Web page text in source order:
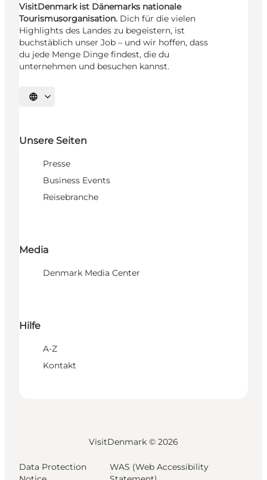
VisitDenmark ist Dänemarks nationale
Tourismusorganisation. Dich für die vielen
Highlights des Landes zu begeistern, ist
buchstäblich unser Job – und wir hoffen, dass
du jede Menge Dinge findest, die du
unternehmen und besuchen kannst.
Sprache auswählen
Unsere Seiten
Presse
Business Events
Reisebranche
Media
Denmark Media Center
Hilfe
A-Z
Kontakt
VisitDenmark © 2026
Data Protection
WAS (Web Accessibility